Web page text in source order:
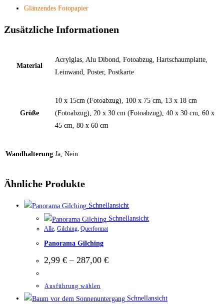
Glänzendes Fotopapier
Zusätzliche Informationen
Material
Acrylglas, Alu Dibond, Fotoabzug, Hartschaumplatte,
Leinwand, Poster, Postkarte
Größe
10 x 15cm (Fotoabzug), 100 x 75 cm, 13 x 18 cm
(Fotoabzug), 20 x 30 cm (Fotoabzug), 40 x 30 cm, 60 x
45 cm, 80 x 60 cm
Wandhalterung Ja, Nein
Ähnliche Produkte
Schnellansicht
Schnellansicht
Alle Gilching Querformat
Panorama Gilching
2,99 € – 287,00 €
Ausführung wählen
Schnellansicht